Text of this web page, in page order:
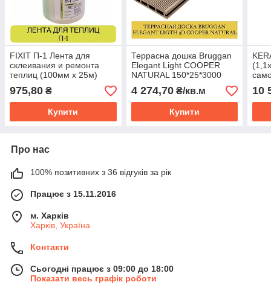
FIXIT П-1 Лента для
склеивания и ремонта
теплиц (100мм х 25м)
975,80 ₴
Купити
Террасна дошка Bruggan
Elegant Light COOPER
NATURAL 150*25*3000
(0,45 м2)
4 274,70₴/кв.м
Купити
10
Про нас
100% позитивних з 36 відгуків за рік
Працює з 15.11.2016
м. Харків
Харків, Україна
Контакти
Сьогодні працює з 09:00 до 18:00
Показати весь графік роботи